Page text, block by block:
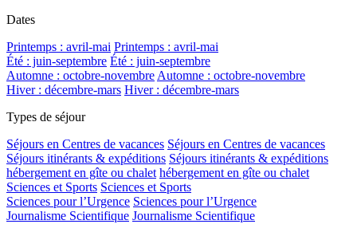
Dates
Printemps : avril-mai Printemps : avril-mai
Été : juin-septembre Été : juin-septembre
Automne : octobre-novembre Automne : octobre-novembre
Hiver : décembre-mars Hiver : décembre-mars
Types de séjour
Séjours en Centres de vacances Séjours en Centres de vacances
Séjours itinérants & expéditions Séjours itinérants & expéditions
hébergement en gîte ou chalet hébergement en gîte ou chalet
Sciences et Sports Sciences et Sports
Sciences pour l’Urgence Sciences pour l’Urgence
Journalisme Scientifique Journalisme Scientifique